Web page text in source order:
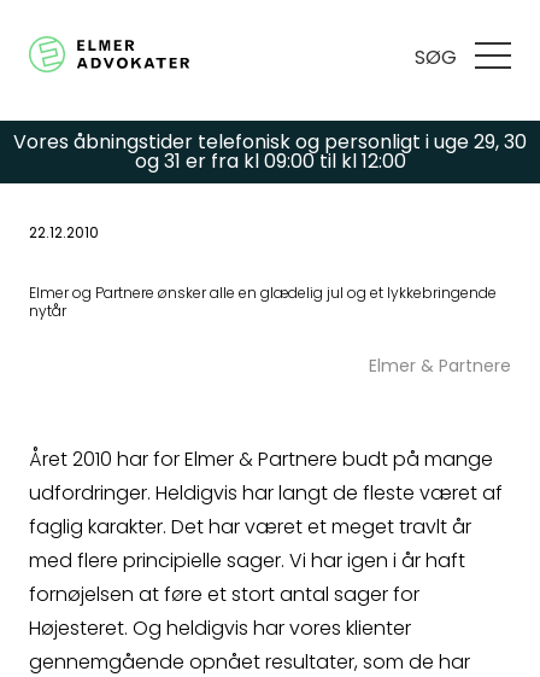
SØG
Vores åbningstider telefonisk og personligt i uge 29, 30
og 31 er fra kl 09:00 til kl 12:00
Har du spørgsmål
eller brug for hjælp?
kontaktformularen,
så kontakter vi dig
hurtigst muligt.
22.12.2010
Elmer og Partnere ønsker alle en glædelig jul og et lykkebringende
nytår
Elmer & Partnere
Året 2010 har for Elmer & Partnere budt på mange
udfordringer. Heldigvis har langt de fleste været af
faglig karakter. Det har været et meget travlt år
med flere principielle sager. Vi har igen i år haft
fornøjelsen at føre et stort antal sager for
Højesteret. Og heldigvis har vores klienter
gennemgående opnået resultater, som de har